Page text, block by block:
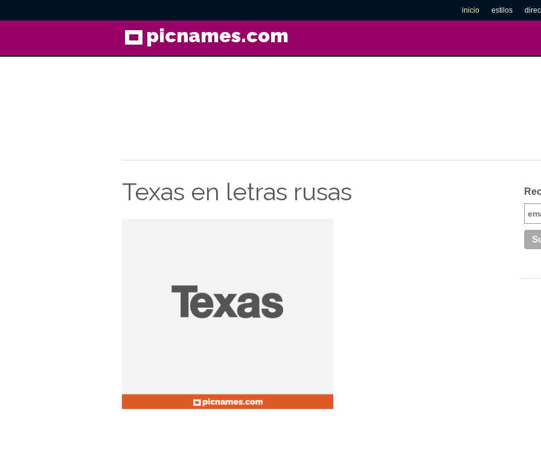
picnames.com
inicio estilos
Texas en letras rusas